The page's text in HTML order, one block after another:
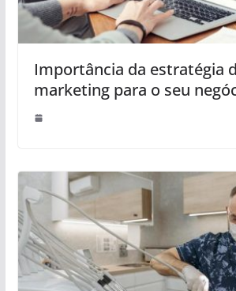
Importância da estratégia
marketing para o seu